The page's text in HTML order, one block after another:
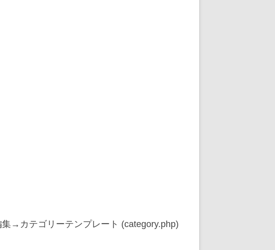
→カテゴリーテンプレート (category.php)